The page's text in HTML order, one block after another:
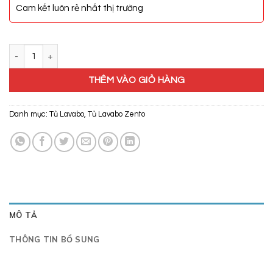
Cam kết luôn rẻ nhất thị trường
THÊM VÀO GIỎ HÀNG
Danh mục: Tủ Lavabo, Tủ Lavabo Zento
MÔ TẢ
THÔNG TIN BỔ SUNG